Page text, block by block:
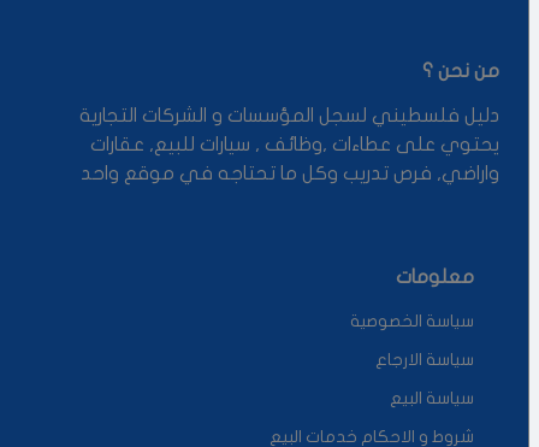
من نحن ؟
دليل فلسطيني لسجل المؤسسات و الشركات التجارية
يحتوي على عطاءات ,وظائف , سيارات للبيع, عقارات
واراضي, فرص تدريب وكل ما تحتاجه في موقع واحد
معلومات
سياسة الخصوصية
سياسة الارجاع
سياسة البيع
شروط و الاحكام خدمات البيع